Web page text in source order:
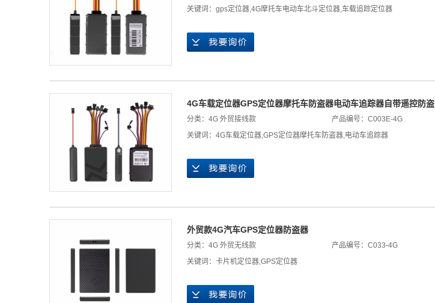
关键词： gps定位器,4G摩托车电动车北斗定位器,车载追踪定位器
4G车载定位器GPS定位器摩托车防盗器电动车追踪器自带遥控防盗
分类： 4G 外贸接线款 产品编号：C003E-4G
关键词： 4G车载定位器,GPS定位器摩托车防盗器,电动车追踪器
外贸款4G汽车GPS定位器防盗器
分类： 4G 外贸无线款 产品编号：C033-4G
关键词： 卡片机定位器,GPS定位器